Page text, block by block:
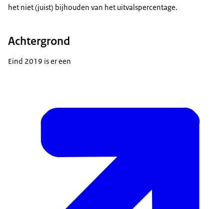
het niet (juist) bijhouden van het uitvalspercentage.
Achtergrond
Eind 2019 is er een